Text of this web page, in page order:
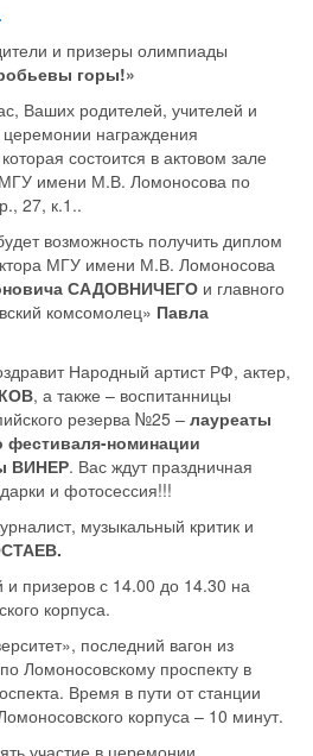
и призеры олимпиады
горы!»
Ваших родителей, учителей и
награждения
состоится в актовом зале
МГУ имени М.В. Ломоносова по
27, к.1..
возможность получить диплом
МГУ имени М.В. Ломоносова
САДОВНИЧЕГО и главного
комсомолец» Павла
Народный артист РФ, актер,
, а также – воспитанницы
резерва №25 – лауреаты
фестиваля-номинации
ВИНЕР. Вас ждут праздничная
и фотосессия!!!
музыкальный критик и
и призеров с 14.00 до 14.30 на
корпуса.
последний вагон из
Ломоносовскому проспекту в
Время в пути от станции
корпуса – 10 минут.
участие в церемонии,